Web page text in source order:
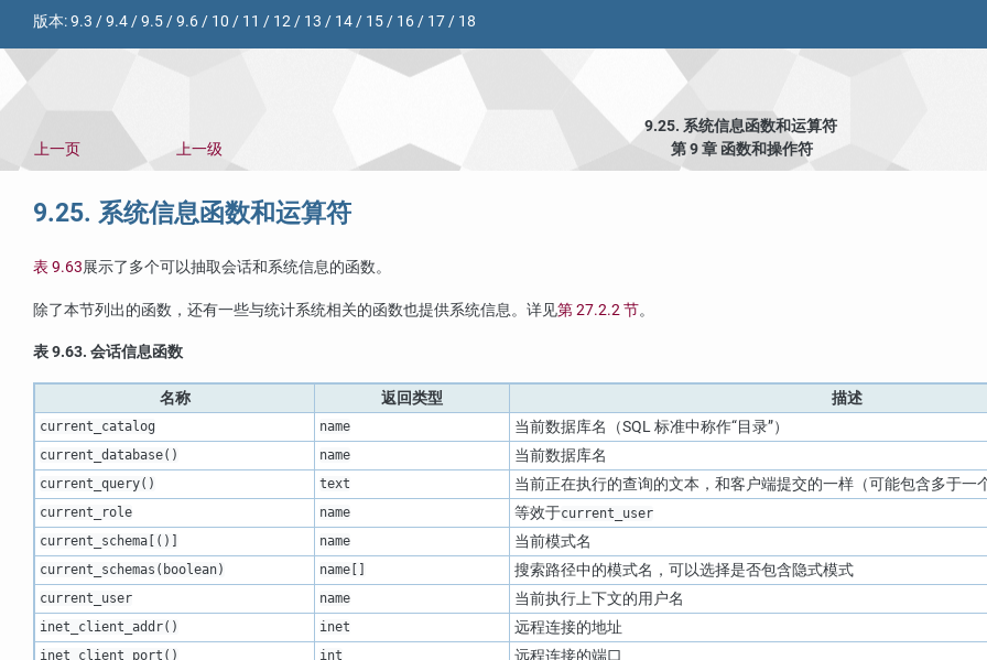
版本:9.3 /9.4/9.5/9.6/ 10 / 11 / 12/ 13 / 14/ 15/ 16/ 17/ 18
9.25. 系统信息函数和运算符
上一页
上一级 第 9 章 函数和操作符
9.25. 系统信息函数和运算符
表 9.63展示了多个可以抽取会话和系统信息的函数。
除了本节列出的函数，还有一些与统计系统相关的函数也提供系统信息。详见第 27.2.2 节。
表 9.63. 会话信息函数
名称 返回类型 描述
current_catalog name 当前数据库名（SQL 标准中称作“目录”）
current_database() name 当前数据库名
current_query() text 当前正在执行的查询的文本，和客户端提交的一样（可能包含多于一
current_role name 等效于current_user
current_schema[()] name 当前模式名
current_schemas( boolean) name[] 搜索路径中的模式名，可以选择是否包含隐式模式
current_user name 当前执行上下文的用户名
inet_client_addr() inet 远程连接的地址
inet_client_port() int 远程连接的端口